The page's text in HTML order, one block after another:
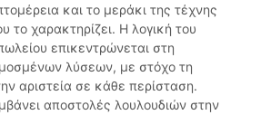
και το μεράκι της τέχνης
το χαρακτηρίζει. Η λογική του
επικεντρώνεται στη
λύσεων, με στόχο τη
αριστεία σε κάθε περίσταση.
αποστολές λουλουδιών στην